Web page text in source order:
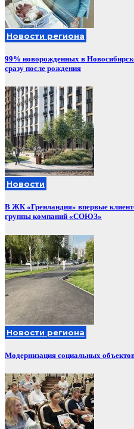
Новости региона
99% новорожденных в
сразу после рождения
Новости
В ЖК «Гренландия» впервые
группы компаний «СОЮЗ»
Новости региона
Модернизация социальных